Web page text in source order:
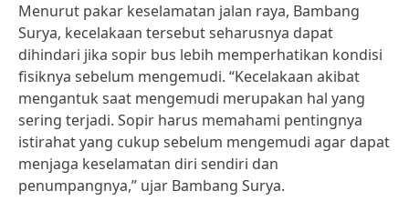
Menurut pakar keselamatan jalan raya, Bambang
Surya, kecelakaan tersebut seharusnya dapat
dihindari jika sopir bus lebih memperhatikan kondisi
fisiknya sebelum mengemudi. “Kecelakaan akibat
mengantuk saat mengemudi merupakan hal yang
sering terjadi. Sopir harus memahami pentingnya
istirahat yang cukup sebelum mengemudi agar dapat
menjaga keselamatan diri sendiri dan
penumpangnya,” ujar Bambang Surya.